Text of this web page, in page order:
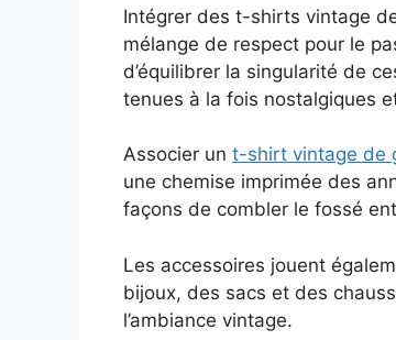
Intégrer des t-shirts vintage
mélange de respect pour le
d’équilibrer la singularité de
tenues à la fois nostalgiques
Associer un t-shirt vintage de
une chemise imprimée des
façons de combler le fossé
Les accessoires jouent
bijoux, des sacs et des
l’ambiance vintage.